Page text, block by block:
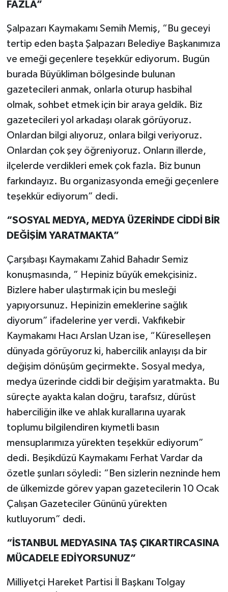
FAZLA”
Şalpazarı Kaymakamı Semih Memiş, “Bu geceyi
tertip eden başta Şalpazarı Belediye Başkanımıza
ve emeği geçenlere teşekkür ediyorum. Bugün
burada Büyükliman bölgesinde bulunan
gazetecileri anmak, onlarla oturup hasbihal
olmak, sohbet etmek için bir araya geldik. Biz
gazetecileri yol arkadaşı olarak görüyoruz.
Onlardan bilgi alıyoruz, onlara bilgi veriyoruz.
Onlardan çok şey öğreniyoruz. Onların illerde,
ilçelerde verdikleri emek çok fazla. Biz bunun
farkındayız. Bu organizasyonda emeği geçenlere
teşekkür ediyorum” dedi.
“SOSYAL MEDYA, MEDYA ÜZERİNDE CİDDİ BİR
DEĞİŞİM YARATMAKTA”
Çarşıbaşı Kaymakamı Zahid Bahadır Semiz
konuşmasında, ” Hepiniz büyük emekçisiniz.
Bizlere haber ulaştırmak için bu mesleği
yapıyorsunuz. Hepinizin emeklerine sağlık
diyorum” ifadelerine yer verdi. Vakfıkebir
Kaymakamı Hacı Arslan Uzan ise, “Küreselleşen
dünyada görüyoruz ki, habercilik anlayışı da bir
değişim dönüşüm geçirmekte. Sosyal medya,
medya üzerinde ciddi bir değişim yaratmakta. Bu
süreçte ayakta kalan doğru, tarafsız, dürüst
haberciliğin ilke ve ahlak kurallarına uyarak
toplumu bilgilendiren kıymetli basın
mensuplarımıza yürekten teşekkür ediyorum”
dedi. Beşikdüzü Kaymakamı Ferhat Vardar da
özetle şunları söyledi: “Ben sizlerin nezninde hem
de ülkemizde görev yapan gazetecilerin 10 Ocak
Çalışan Gazeteciler Gününü yürekten
kutluyorum” dedi.
“İSTANBUL MEDYASINA TAŞ ÇIKARTIRCASINA
MÜCADELE EDİYORSUNUZ”
Milliyetçi Hareket Partisi İl Başkanı Tolgay